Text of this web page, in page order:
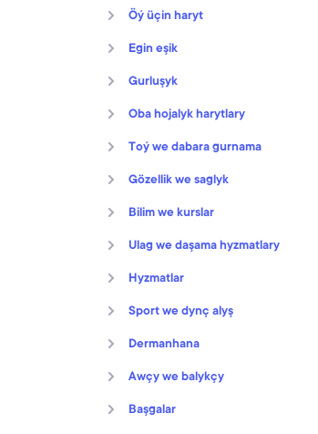
Öý üçin haryt
Egin eşik
Gurluşyk
Oba hojalyk harytlary
Toý we dabara gurnama
Gözellik we saglyk
Bilim we kurslar
Ulag we daşama hyzmatlary
Hyzmatlar
Sport we dynç alyş
Dermanhana
Awçy we balykçy
Başgalar